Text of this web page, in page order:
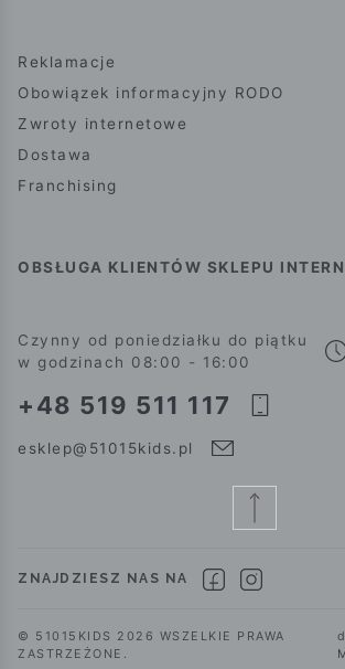
Reklamacje
Obowiązek informacyjny RODO
Zwroty internetowe
Dostawa
Franchising
OBSŁUGA KLIENTÓW SKLEPU
Czynny od poniedziałku do piątku
w godzinach 08:00 - 16:00
+48 519 511 117
esklep@51015kids.pl
ZNAJDZIESZ NAS NA
© 51015KIDS 2026 WSZELKIE PRAWA
ZASTRZEŻONE.